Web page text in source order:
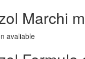
Marchi
avaliable